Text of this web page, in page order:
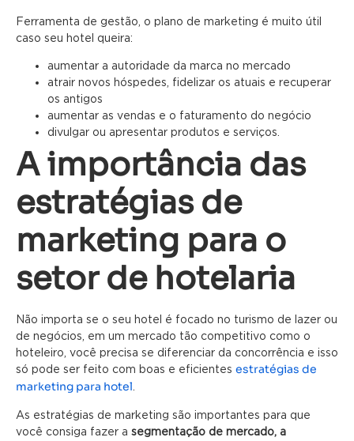
Ferramenta de gestão, o plano de marketing é muito útil
caso seu hotel queira:
aumentar a autoridade da marca no mercado
atrair novos hóspedes, fidelizar os atuais e recuperar
os antigos
aumentar as vendas e o faturamento do negócio
divulgar ou apresentar produtos e serviços.
A importância das
estratégias de
marketing para o
setor de hotelaria
Não importa se o seu hotel é focado no turismo de lazer ou
de negócios, em um mercado tão competitivo como o
hoteleiro, você precisa se diferenciar da concorrência e isso
só pode ser feito com boas e eficientes estratégias de
marketing para hotel
As estratégias de marketing são importantes para que
você consiga fazer a segmentação de mercado, a